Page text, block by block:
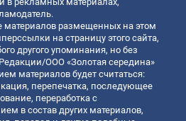
размещенных на этом
на страницу этого сайта,
другого упоминания, но без
ООО «Золотая середина»
материалов будет считаться:
перепечатка, последующее
переработка с
в состав других материалов,